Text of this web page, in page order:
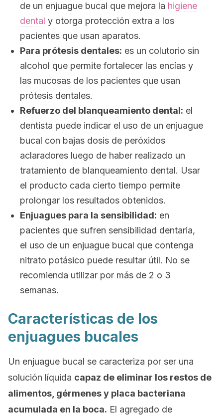
de un enjuague bucal que mejora la higiene
dental y otorga protección extra a los
pacientes que usan aparatos.
Para prótesis dentales: es un colutorio sin
alcohol que permite fortalecer las encías y
las mucosas de los pacientes que usan
prótesis dentales.
Refuerzo del blanqueamiento dental: el
dentista puede indicar el uso de un enjuague
bucal con bajas dosis de peróxidos
aclaradores luego de haber realizado un
tratamiento de blanqueamiento dental. Usar
el producto cada cierto tiempo permite
prolongar los resultados obtenidos.
Enjuagues para la sensibilidad: en
pacientes que sufren sensibilidad dentaria,
el uso de un enjuague bucal que contenga
nitrato potásico puede resultar útil. No se
recomienda utilizar por más de 2 o 3
semanas.
Características de los
enjuagues bucales
Un enjuague bucal se caracteriza por ser una
solución líquida capaz de eliminar los restos de
alimentos, gérmenes y placa bacteriana
acumulada en la boca. El agregado de